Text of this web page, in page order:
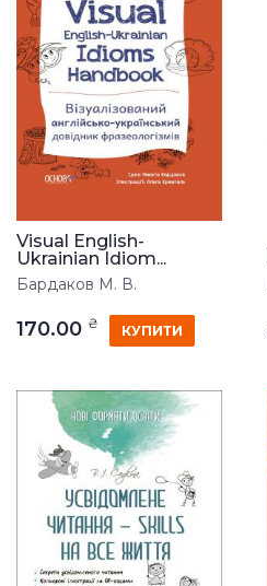
Visual English-
Ukrainian Idiom...
Бардаков М. В.
170.00 ₴ КУПИТИ